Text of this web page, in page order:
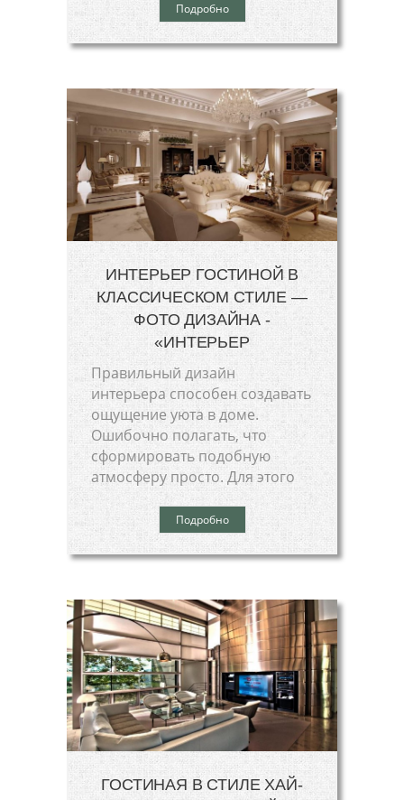
Подробно
ИНТЕРЬЕР ГОСТИНОЙ В
КЛАССИЧЕСКОМ СТИЛЕ —
ФОТО ДИЗАЙНА -
«ИНТЕРЬЕР
Правильный дизайн
интерьера способен создавать
ощущение уюта в доме.
Ошибочно полагать, что
сформировать подобную
атмосферу просто. Для этого
Подробно
ГОСТИНАЯ В СТИЛЕ ХАЙ-